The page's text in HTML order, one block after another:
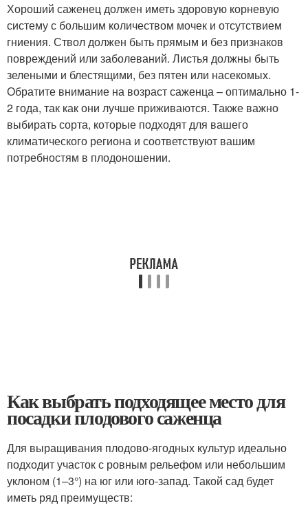
Хороший саженец должен иметь здоровую корневую
систему с большим количеством мочек и отсутствием
гниения. Ствол должен быть прямым и без признаков
повреждений или заболеваний. Листья должны быть
зелеными и блестящими, без пятен или насекомых.
Обратите внимание на возраст саженца – оптимально 1-
2 года, так как они лучше приживаются. Также важно
выбирать сорта, которые подходят для вашего
климатического региона и соответствуют вашим
потребностям в плодоношении.
Как выбрать подходящее место для
посадки плодового саженца
Для выращивания плодово-ягодных культур идеально
подходит участок с ровным рельефом или небольшим
уклоном (1–3°) на юг или юго-запад. Такой сад будет
иметь ряд преимуществ: